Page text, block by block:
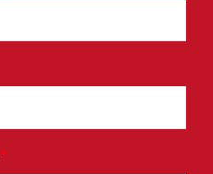
*